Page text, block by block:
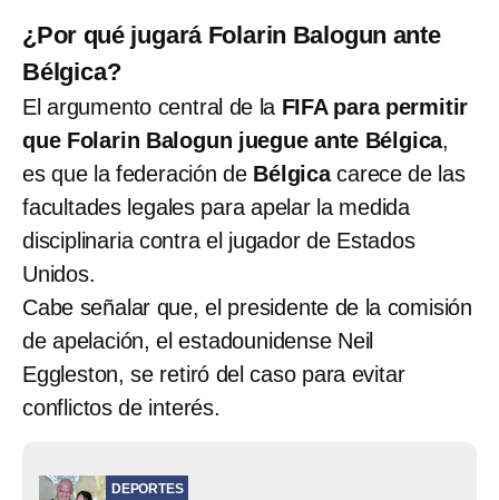
¿Por qué jugará Folarin Balogun ante
Bélgica?
El argumento central de la FIFA para permitir
que Folarin Balogun juegue ante Bélgica,
es que la federación deBélgicacarece de las
facultades legales para apelar la medida
disciplinaria contra el jugador de Estados
Unidos.
Cabe señalar que, el presidente de la comisión
de apelación, el estadounidense Neil
Eggleston, se retiró del caso para evitar
conflictos de interés.
DEPORTES